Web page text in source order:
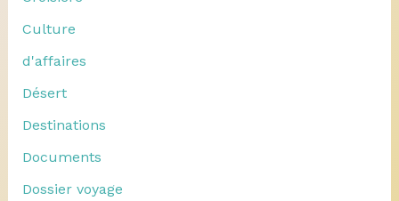
Culture
d'affaires
Désert
Destinations
Documents
Dossier voyage